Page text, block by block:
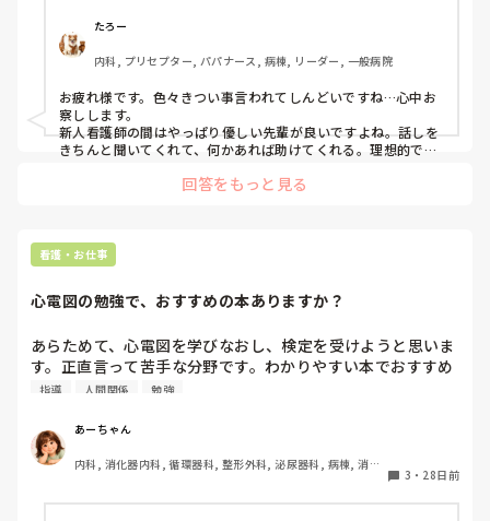
あとはもう自己責任だと。
若い患者のコンタクトレンズ問題（カラコンや使用期限を守ら
れど全然その場で適当に合わせている感がすごいです( ΘωΘ )
そのやり取りを見ているこちらとしては非常にイラッとします
し、ど突きたくなる気持ちを抑えながら横に付いています😂
した上で理解が得られない場合は、あとは自己責任なので深追
退職するみたいですけど普通にしんどいです。
たろー
内科, プリセプター, パパナース, 病棟, リーダー, 一般病院
お疲れ様です。色々きつい事言われてしんどいですね…心中お
察しします。
新人看護師の間はやっぱり優しい先輩が良いですよね。話しを
きちんと聞いてくれて、何かあれば助けてくれる。理想的で
やはりNICU/GCUは何かあれば命に直結することが一般病棟に
と思いますが、ぜひ先輩がいる間に1つでも認めさせてやるぐ
らいの心意気を持っていただきたい。それがあなたの強みにな
しんどい時や何をしたら良いか分からない時はプリセプターや
の場合が好きなのであれば、ぜひ頑張ってくださいね
回答をもっと見る
看護・お仕事
心電図の勉強で、おすすめの本ありますか？
あらためて、心電図を学びなおし、検定を受けようと思いま
す。正直言って苦手な分野です。わかりやすい本でおすすめ
あれば、教えてください。
指導 人間関係 勉強
あーちゃん
内科, 消化器内科, 循環器科, 整形外科, 泌尿器科, 病棟, 消化
3 ・ 28日前